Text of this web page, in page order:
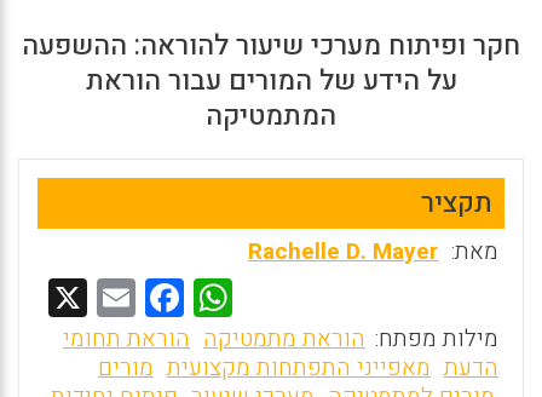
חקר ופיתוח מערכי שיעור להוראה: ההשפעה
על הידע של המורים עבור הוראת
המתמטיקה
תקציר
מאת: Rachelle D. Mayer
W
h
at
F
a
ce
E
m מילות מפתח: הוראת מתמטיקה הוראת תחומי
הדעת מאפייני התפתחות מקצועית מורים